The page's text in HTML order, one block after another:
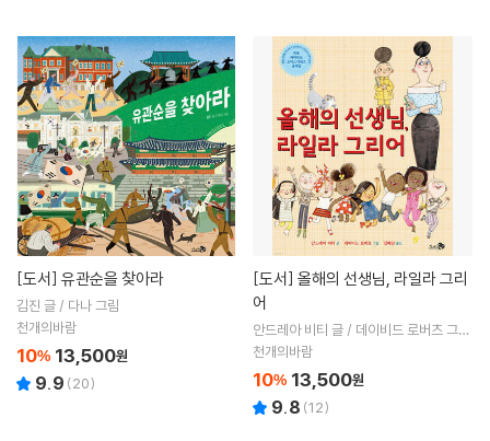
[도서] 유관순을 찾아라
김진 글 / 다나 그림
천개의바람
10% 13,500원
9.9 (20)
[도서]
어
안드레아 비티 글 / 데이비드 로버츠 그림
/ 김혜진 역
천개의바람
10% 13,500원
9.8 (12)